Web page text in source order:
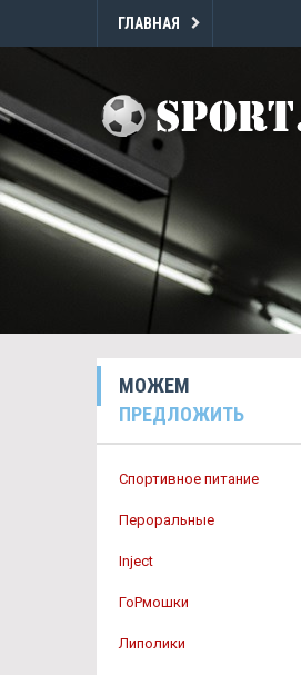
ГЛАВНАЯ
МОЖЕМ
ПРЕДЛОЖИТЬ
Спортивное питание
Пероральные
Inject
ГоРмошки
Липолики